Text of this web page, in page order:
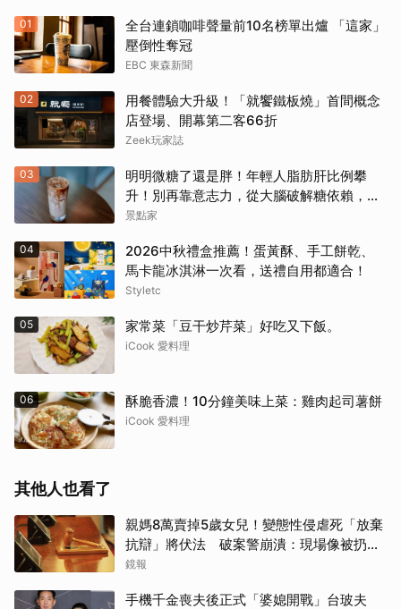
01
全台連鎖咖啡聲量前10名榜單出爐 「這家」
壓倒性奪冠
EBC 東森新聞
02
用餐體驗大升級！「就饗鐵板燒」首間概念
店登場、開幕第二客66折
Zeek玩家誌
03
明明微糖了還是胖！年輕人脂肪肝比例攀
升！別再靠意志力，從大腦破解糖依賴，輕
鬆變美變瘦變年輕！
景點家
04
2026中秋禮盒推薦！蛋黃酥、手工餅乾、
馬卡龍冰淇淋一次看，送禮自用都適合！
Styletc
05 家常菜「豆干炒芹菜」好吃又下飯。
iCook 愛料理
06 酥脆香濃！10分鐘美味上菜：雞肉起司薯餅
iCook 愛料理
其他人也看了
親媽8萬賣掉5歲女兒！變態性侵虐死「放棄
抗辯」將伏法 破案警崩潰：現場像被扔掉
的洋娃娃
鏡報
手機千金喪夫後正式「婆媳開戰」台玻夫